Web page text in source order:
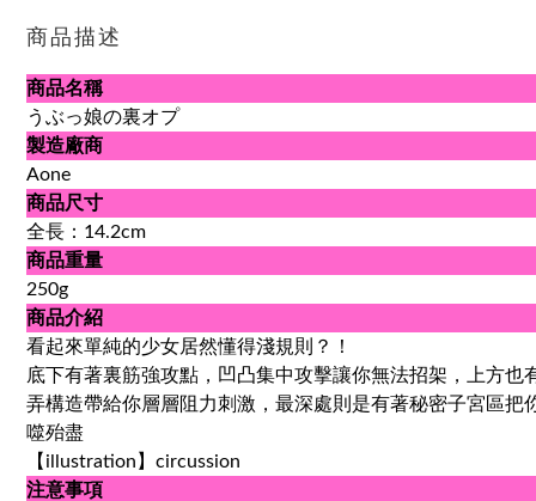
商品描述
商品名稱
うぶっ娘の裏オプ
製造廠商
Aone
商品尺寸
全長：14.2cm
商品重量
250g
商品介紹
看起來單純的少女居然懂得淺規則？！
底下有著裏筋強攻點，凹凸集中攻擊讓你無法招架，上方也
弄構造帶給你層層阻力刺激，最深處則是有著秘密子宮區把
噬殆盡
【illustration】circussion
注意事項